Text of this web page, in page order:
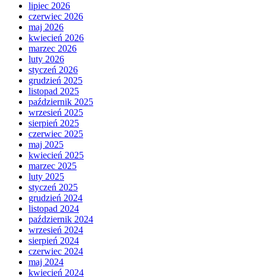
lipiec 2026
czerwiec 2026
maj 2026
kwiecień 2026
marzec 2026
luty 2026
styczeń 2026
grudzień 2025
listopad 2025
październik 2025
wrzesień 2025
sierpień 2025
czerwiec 2025
maj 2025
kwiecień 2025
marzec 2025
luty 2025
styczeń 2025
grudzień 2024
listopad 2024
październik 2024
wrzesień 2024
sierpień 2024
czerwiec 2024
maj 2024
kwiecień 2024